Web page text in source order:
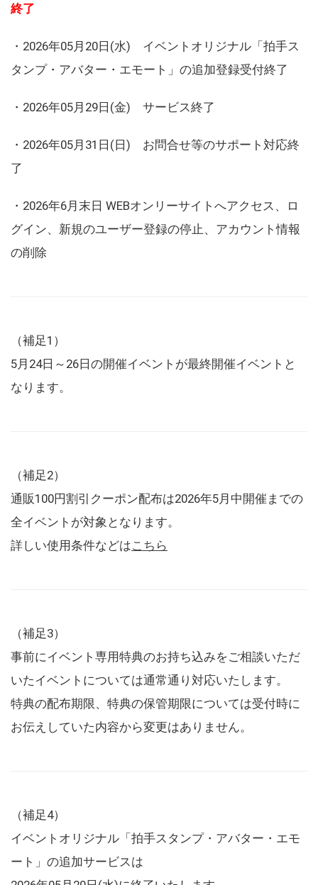
終了
・2026年05月20日(水) イベントオリジナル「拍手ス
タンプ・アバター・エモート」の追加登録受付終了
・2026年05月29日(金) サービス終了
・2026年05月31日(日) お問合せ等のサポート対応終
了
・2026年6月末日 WEBオンリーサイトへアクセス、ロ
グイン、新規のユーザー登録の停止、アカウント情報
の削除
（補足1）
5月24日～26日の開催イベントが最終開催イベントと
なります。
（補足2）
通販100円割引クーポン配布は2026年5月中開催までの
全イベントが対象となります。
詳しい使用条件などはこちら
（補足3）
事前にイベント専用特典のお持ち込みをご相談いただ
いたイベントについては通常通り対応いたします。
特典の配布期限、特典の保管期限については受付時に
お伝えしていた内容から変更はありません。
（補足4）
イベントオリジナル「拍手スタンプ・アバター・エモ
ート」の追加サービスは